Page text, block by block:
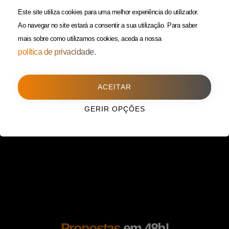
rede fixa)
Porto (Filial)
1588, 2º, sala 304
225 432 051
Política da Privacidade
Este site utiliza cookies para uma melhor experiência do utilizador.
Ao navegar no site estará a consentir a sua utilização. Para saber
mais sobre como utilizamos cookies, aceda a nossa
política de privacidade.
ACEITAR
GERIR OPÇÕES